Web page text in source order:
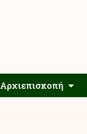
Αρχιεπισκοπή